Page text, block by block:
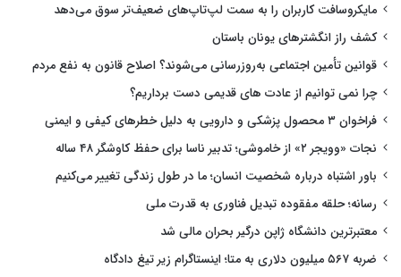
مایکروسافت کاربران را به سمت لپ‌تاپ‌های ضعیف‌تر سوق می‌دهد
کشف راز انگشترهای یونان باستان
قوانین تأمین اجتماعی به‌روزرسانی می‌شوند؟ اصلاح قانون به نفع مردم
چرا نمی توانیم از عادت های قدیمی دست برداریم؟
فراخوان ۳ محصول پزشکی و دارویی به دلیل خطرهای کیفی و ایمنی
نجات «وویجر ۲» از خاموشی؛ تدبیر ناسا برای حفظ کاوشگر ۴۸ ساله
باور اشتباه درباره شخصیت انسان؛ ما در طول زندگی تغییر می‌کنیم
رسانه؛ حلقه مفقوده تبدیل فناوری به قدرت ملی
معتبرترین دانشگاه ژاپن درگیر بحران مالی شد
ضربه ۵۶۷ میلیون دلاری به متا؛ اینستاگرام زیر تیغ دادگاه